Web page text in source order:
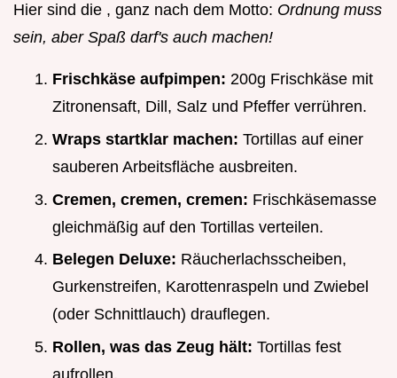
Hier sind die , ganz nach dem Motto: Ordnung muss
sein, aber Spaß darf's auch machen!
Frischkäse aufpimpen: 200g Frischkäse mit
Zitronensaft, Dill, Salz und Pfeffer verrühren.
Wraps startklar machen: Tortillas auf einer
sauberen Arbeitsfläche ausbreiten.
Cremen, cremen, cremen: Frischkäsemasse
gleichmäßig auf den Tortillas verteilen.
Belegen Deluxe: Räucherlachsscheiben,
Gurkenstreifen, Karottenraspeln und Zwiebel
(oder Schnittlauch) drauflegen.
Rollen, was das Zeug hält: Tortillas fest
aufrollen.